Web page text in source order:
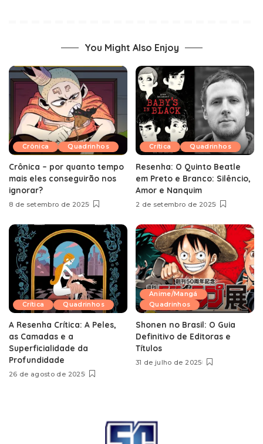
You Might Also Enjoy
Crônica Quadrinhos
Crônica – por quanto tempo
mais eles conseguirão nos
ignorar?
8 de setembro de 2025
Crítica Quadrinhos
Resenha: O Quinto Beatle
em Preto e Branco: Silêncio,
Amor e Nanquim
2 de setembro de 2025
Crítica Quadrinhos
A Resenha Crítica: A Peles,
as Camadas e a
Superficialidade da
Profundidade
26 de agosto de 2025
Anime/Mangá
Quadrinhos
Shonen no Brasil: O Guia
Definitivo de Editoras e
Títulos
31 de julho de 2025